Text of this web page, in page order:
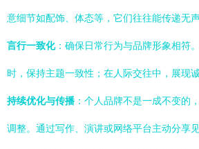
意细节如配饰、体态等，它们往往能传递无声
言行一致化：确保日常行为与品牌形象相符
时，保持主题一致性；在人际交往中，展现
持续优化与传播 ：个人品牌不是一成不变的
调整。通过写作、演讲或网络平台主动分享